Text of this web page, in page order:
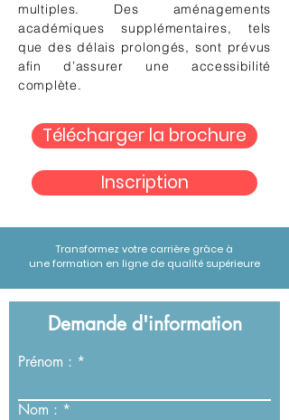
multiples. Des aménagements
académiques supplémentaires, tels
que des délais prolongés, sont prévus
afin d’assurer une accessibilité
complète.
Télécharger la brochure
Inscription
Transformez votre carrière grâce à
une formation en ligne de qualité supérieure
Demande d'information
Prénom :
Nom :